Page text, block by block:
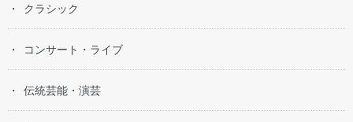
クラシック
コンサート・ライブ
伝統芸能・演芸